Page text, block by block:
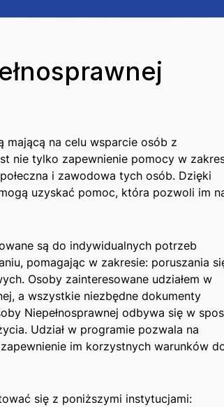
mającą na celu ‌wsparcie osób z⁢
nie tylko zapewnienie pomocy w
i zawodowa tych osób. Dzięki
uzyskać‍ pomoc, która pozwoli im
są do indywidualnych‌ potrzeb
pomagając w zakresie: poruszania
Osoby zainteresowane udziałem w
a wszystkie niezbędne dokumenty
Niepełnosprawnej odbywa się w
Udział w‍ programie pozwala na
⁣im korzystnych warunków
się z poniższymi instytucjami: